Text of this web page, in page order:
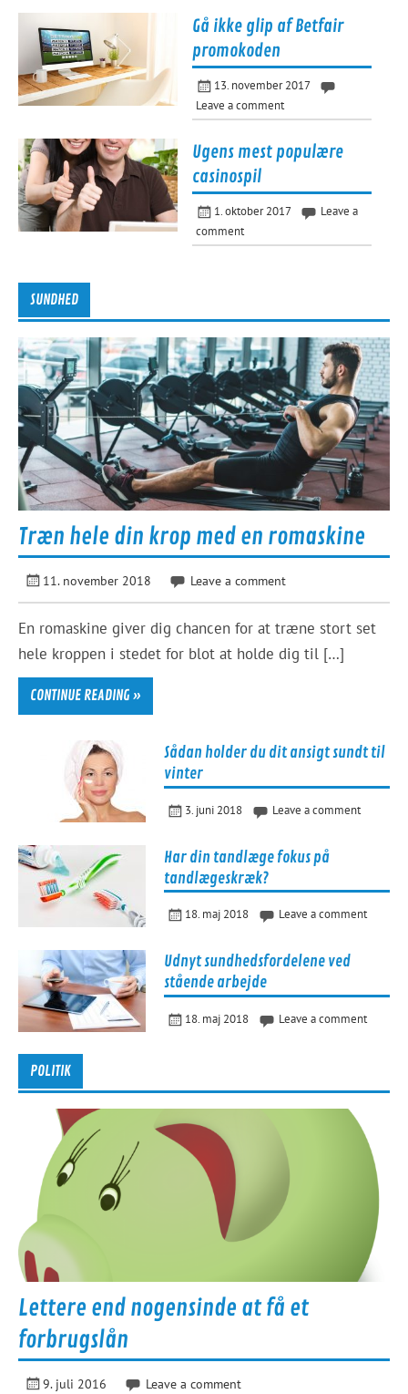
Gå ikke glip af Betfair
promokoden
13. november 2017
Leave a comment
Ugens mest populære
casinospil
1. oktober 2017
Leave a
comment
SUNDHED
Træn hele din krop med en romaskine
11. november 2018 Leave a comment
En romaskine giver dig chancen for at træne stort set
hele kroppen i stedet for blot at holde dig til […]
CONTINUE READING »
Sådan holder du dit ansigt sundt til
vinter
3. juni 2018 Leave a comment
Har din tandlæge fokus på
tandlægeskræk?
18. maj 2018 Leave a comment
Udnyt sundhedsfordelene ved
stående arbejde
18. maj 2018 Leave a comment
POLITIK
Lettere end nogensinde at få et
forbrugslån
9. juli 2016 Leave a comment